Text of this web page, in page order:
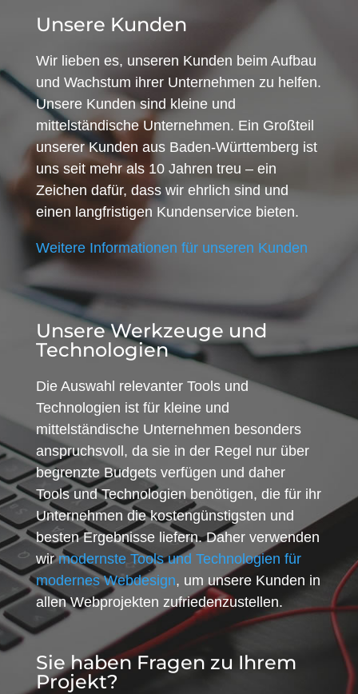
Unsere Kunden
Wir lieben es, unseren Kunden beim Aufbau
und Wachstum ihrer Unternehmen zu helfen.
Unsere Kunden sind kleine und
mittelständische Unternehmen. Ein Großteil
unserer Kunden aus Baden-Württemberg ist
uns seit mehr als 10 Jahren treu – ein
Zeichen dafür, dass wir ehrlich sind und
einen langfristigen Kundenservice bieten.
Weitere Informationen für unseren Kunden
Unsere Werkzeuge und
Technologien
Die Auswahl relevanter Tools und
Technologien ist für kleine und
mittelständische Unternehmen besonders
anspruchsvoll, da sie in der Regel nur über
begrenzte Budgets verfügen und daher
Tools und Technologien benötigen, die für ihr
Unternehmen die kostengünstigsten und
besten Ergebnisse liefern. Daher verwenden
wirmodernste Tools und Technologien für
modernes Webdesign, um unsere Kunden in
allen Webprojekten zufriedenzustellen.
Sie haben Fragen zu Ihrem
Projekt?